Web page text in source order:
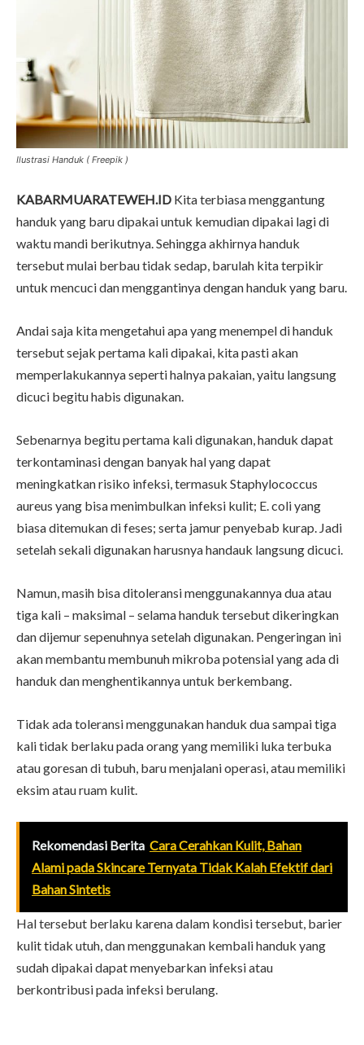
Ilustrasi Handuk ( Freepik )
KABARMUARATEWEH.ID Kita terbiasa menggantung
handuk yang baru dipakai untuk kemudian dipakai lagi di
waktu mandi berikutnya. Sehingga akhirnya handuk
tersebut mulai berbau tidak sedap, barulah kita terpikir
untuk mencuci dan menggantinya dengan handuk yang baru.
Andai saja kita mengetahui apa yang menempel di handuk
tersebut sejak pertama kali dipakai, kita pasti akan
memperlakukannya seperti halnya pakaian, yaitu langsung
dicuci begitu habis digunakan.
Sebenarnya begitu pertama kali digunakan, handuk dapat
terkontaminasi dengan banyak hal yang dapat
meningkatkan risiko infeksi, termasuk Staphylococcus
aureus yang bisa menimbulkan infeksi kulit; E. coli yang
biasa ditemukan di feses; serta jamur penyebab kurap. Jadi
setelah sekali digunakan harusnya handauk langsung dicuci.
Namun, masih bisa ditoleransi menggunakannya dua atau
tiga kali – maksimal – selama handuk tersebut dikeringkan
dan dijemur sepenuhnya setelah digunakan. Pengeringan ini
akan membantu membunuh mikroba potensial yang ada di
handuk dan menghentikannya untuk berkembang.
Tidak ada toleransi menggunakan handuk dua sampai tiga
kali tidak berlaku pada orang yang memiliki luka terbuka
atau goresan di tubuh, baru menjalani operasi, atau memiliki
eksim atau ruam kulit.
Rekomendasi Berita Cara Cerahkan Kulit, Bahan
Alami pada Skincare Ternyata Tidak Kalah Efektif dari
Bahan Sintetis
Hal tersebut berlaku karena dalam kondisi tersebut, barier
kulit tidak utuh, dan menggunakan kembali handuk yang
sudah dipakai dapat menyebarkan infeksi atau
berkontribusi pada infeksi berulang.